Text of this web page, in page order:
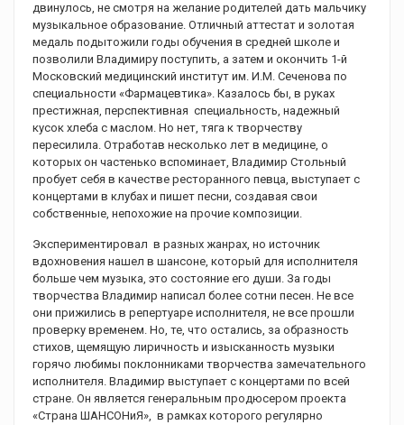
двинулось, не смотря на желание родителей дать мальчику
музыкальное образование. Отличный аттестат и золотая
медаль подытожили годы обучения в средней школе и
позволили Владимиру поступить, а затем и окончить 1-й
Московский медицинский институт им. И.М. Сеченова по
специальности «Фармацевтика». Казалось бы, в руках
престижная, перспективная специальность, надежный
кусок хлеба с маслом. Но нет, тяга к творчеству
пересилила. Отработав несколько лет в медицине, о
которых он частенько вспоминает, Владимир Стольный
пробует себя в качестве ресторанного певца, выступает с
концертами в клубах и пишет песни, создавая свои
собственные, непохожие на прочие композиции.
Экспериментировал в разных жанрах, но источник
вдохновения нашел в шансоне, который для исполнителя
больше чем музыка, это состояние его души. За годы
творчества Владимир написал более сотни песен. Не все
они прижились в репертуаре исполнителя, не все прошли
проверку временем. Но, те, что остались, за образность
стихов, щемящую лиричность и изысканность музыки
горячо любимы поклонниками творчества замечательного
исполнителя. Владимир выступает с концертами по всей
стране. Он является генеральным продюсером проекта
«Страна ШАНСОНиЯ», в рамках которого регулярно